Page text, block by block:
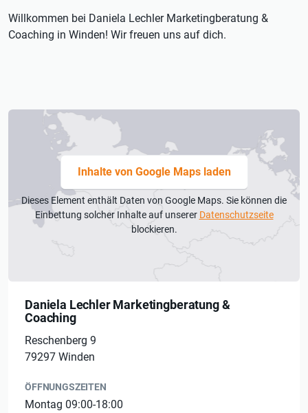
Willkommen bei Daniela Lechler Marketingberatung &
Coaching in Winden! Wir freuen uns auf dich.
Inhalte von Google Maps laden
Dieses Element enthält Daten von Google Maps. Sie können die
Einbettung solcher Inhalte auf unserer Datenschutzseite
blockieren.
Daniela Lechler Marketingberatung &
Coaching
Reschenberg 9
79297 Winden
ÖFFNUNGSZEITEN
Montag 09:00-18:00